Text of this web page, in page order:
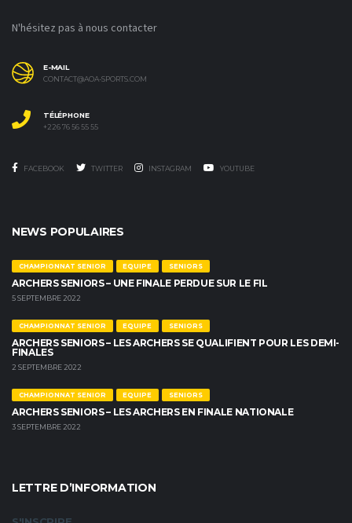
N'hésitez pas à nous contacter
E-MAIL
CONTACT@AOA-SPORTS.COM
TÉLÉPHONE
+226 76 56 55 55
FACEBOOK TWITTER INSTAGRAM YOUTUBE
NEWS POPULAIRES
CHAMPIONNAT SENIOR EQUIPE SENIORS
ARCHERS SENIORS – UNE FINALE PERDUE SUR LE FIL
5 SEPTEMBRE 2022
CHAMPIONNAT SENIOR EQUIPE SENIORS
ARCHERS SENIORS – LES ARCHERS SE QUALIFIENT POUR LES DEMI-
FINALES
2 SEPTEMBRE 2022
CHAMPIONNAT SENIOR EQUIPE SENIORS
ARCHERS SENIORS – LES ARCHERS EN FINALE NATIONALE
3 SEPTEMBRE 2022
LETTRE D’INFORMATION